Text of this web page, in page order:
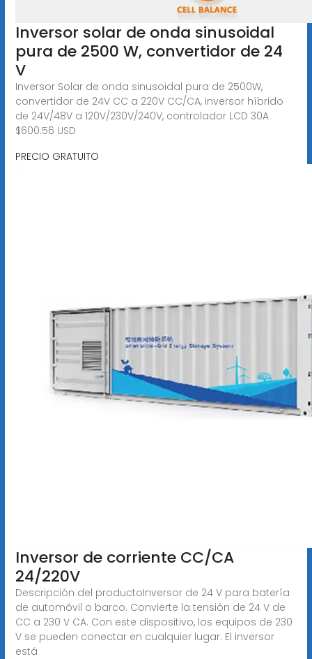
Inversor solar de onda sinusoidal
pura de 2500 W, convertidor de 24
V
Inversor Solar de onda sinusoidal pura de 2500W,
convertidor de 24V CC a 220V CC/CA, inversor híbrido
de 24V/48V a 120V/230V/240V, controlador LCD 30A
$600.56 USD
PRECIO GRATUITO
Inversor de corriente CC/CA
24/220V
Descripción del productoInversor de 24 V para batería
de automóvil o barco. Convierte la tensión de 24 V de
CC a 230 V CA. Con este dispositivo, los equipos de 230
V se pueden conectar en cualquier lugar. El inversor
está